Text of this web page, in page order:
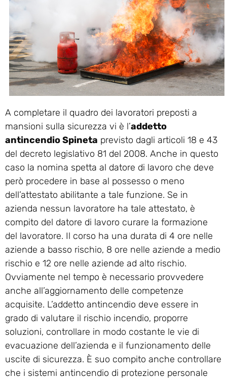
A completare il quadro dei lavoratori preposti a
mansioni sulla sicurezza vi è l’addetto
antincendio Spineta previsto dagli articoli 18 e 43
del decreto legislativo 81 del 2008. Anche in questo
caso la nomina spetta al datore di lavoro che deve
però procedere in base al possesso o meno
dell’attestato abilitante a tale funzione. Se in
azienda nessun lavoratore ha tale attestato, è
compito del datore di lavoro curare la formazione
del lavoratore. Il corso ha una durata di 4 ore nelle
aziende a basso rischio, 8 ore nelle aziende a medio
rischio e 12 ore nelle aziende ad alto rischio.
Ovviamente nel tempo è necessario provvedere
anche all’aggiornamento delle competenze
acquisite. L’addetto antincendio deve essere in
grado di valutare il rischio incendio, proporre
soluzioni, controllare in modo costante le vie di
evacuazione dell’azienda e il funzionamento delle
uscite di sicurezza. È suo compito anche controllare
che i sistemi antincendio di protezione personale